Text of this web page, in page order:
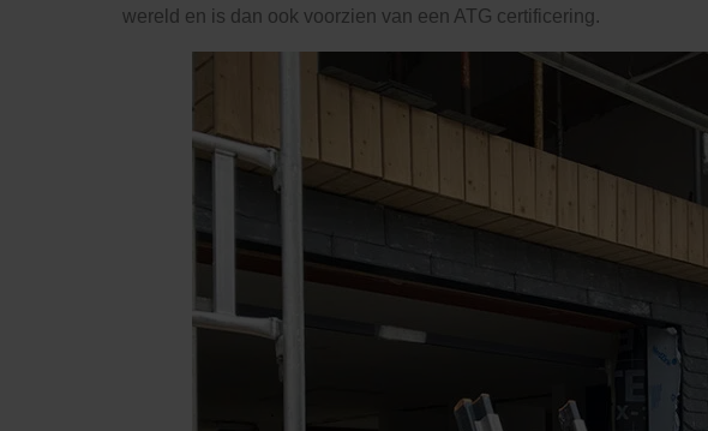
wereld en is dan ook voorzien van een ATG certificering.